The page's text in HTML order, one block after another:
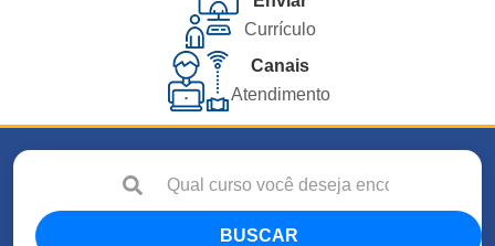
Currículo
Canais
Atendimento
BUSCAR